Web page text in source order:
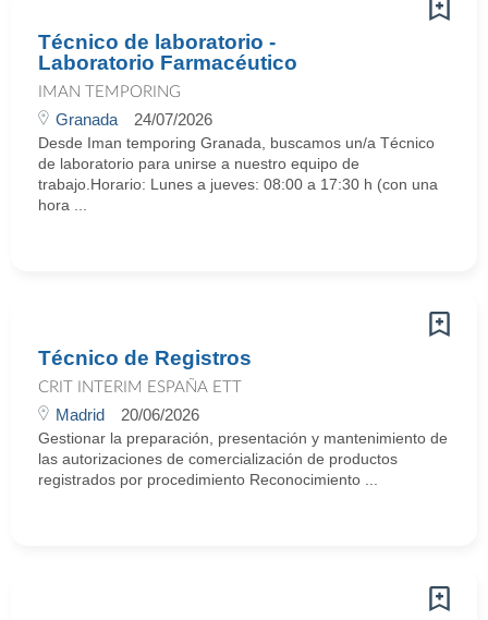
Técnico de laboratorio -
Laboratorio Farmacéutico
IMAN TEMPORING
Granada 24/07/2026
Desde Iman temporing Granada, buscamos un/a Técnico
de laboratorio para unirse a nuestro equipo de
trabajo.Horario: Lunes a jueves: 08:00 a 17:30 h (con una
hora ...
Técnico de Registros
CRIT INTERIM ESPAÑA ETT
Madrid 20/06/2026
Gestionar la preparación, presentación y mantenimiento de
las autorizaciones de comercialización de productos
registrados por procedimiento Reconocimiento ...